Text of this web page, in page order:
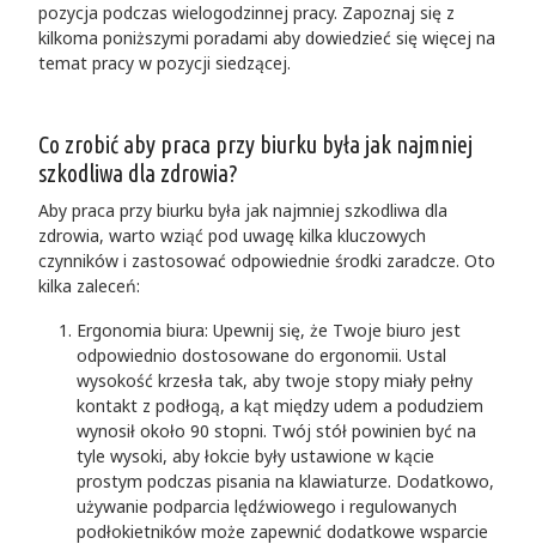
pozycja podczas wielogodzinnej pracy. Zapoznaj się z
kilkoma poniższymi poradami aby dowiedzieć się więcej na
temat pracy w pozycji siedzącej.
Co zrobić aby praca przy biurku była jak najmniej
szkodliwa dla zdrowia?
Aby praca przy biurku była jak najmniej szkodliwa dla
zdrowia, warto wziąć pod uwagę kilka kluczowych
czynników i zastosować odpowiednie środki zaradcze. Oto
kilka zaleceń:
Ergonomia biura: Upewnij się, że Twoje biuro jest
odpowiednio dostosowane do ergonomii. Ustal
wysokość krzesła tak, aby twoje stopy miały pełny
kontakt z podłogą, a kąt między udem a podudziem
wynosił około 90 stopni. Twój stół powinien być na
tyle wysoki, aby łokcie były ustawione w kącie
prostym podczas pisania na klawiaturze. Dodatkowo,
używanie podparcia lędźwiowego i regulowanych
podłokietników może zapewnić dodatkowe wsparcie